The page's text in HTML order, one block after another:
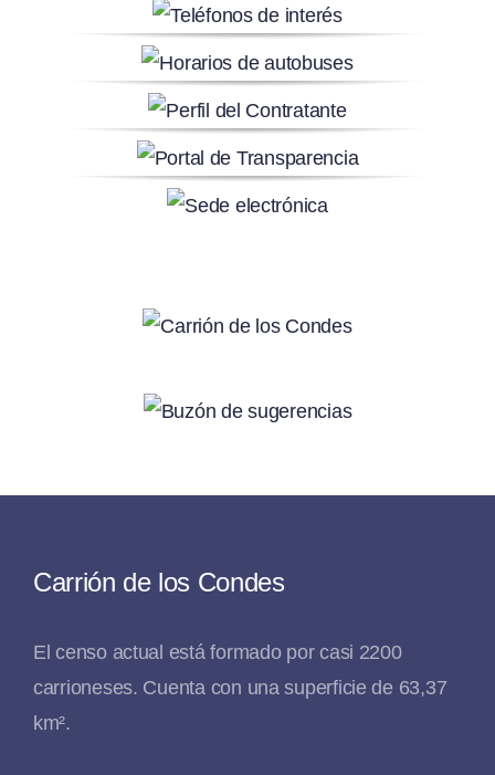
Carrión de los Condes
El censo actual está formado por casi 2200
carrioneses. Cuenta con una superficie de 63,37
km².